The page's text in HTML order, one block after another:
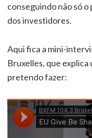
conseguindo não só
dos investidores.
Aqui fica a mini-
Bruxelles, que
pretendo fazer: